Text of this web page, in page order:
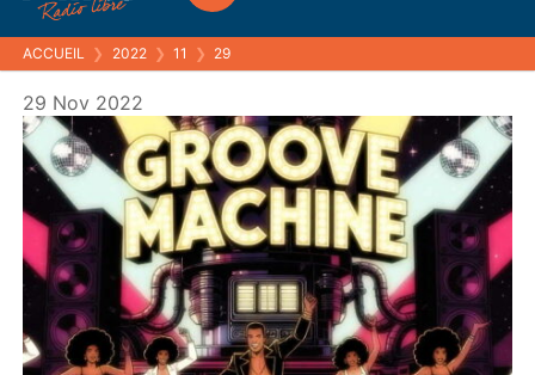
Play
ACCUEIL ❯ 2022 ❯ 11 ❯ 29
29 Nov 2022